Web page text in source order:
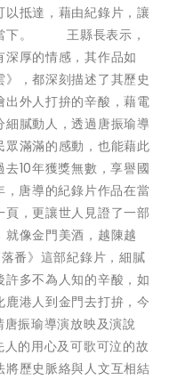
抵達，藉由紀錄片，讓
當下。 王縣長表示，
厚的情感，其作品如
》，都深刻描述了其歷史
外人打拚的辛酸，藉電
膩動人，透過唐振瑜導
滿滿的感動，也能藉此
10年獲獎無數，享譽國
，唐導的紀錄片作品在當
，更讓世人見證了一部
像金門美酒，越陳越
》這部紀錄片，細膩
多不為人知的辛酸，如
港人到金門去打拚，今
振瑜導演放映及演說
的用心及可歌可泣的故
歷史脈絡與人文互相結